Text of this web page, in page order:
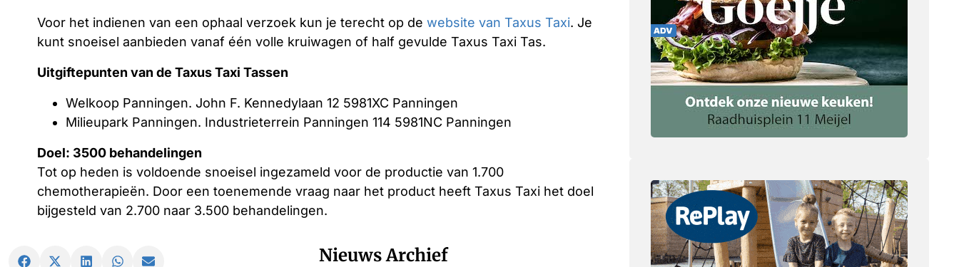
Voor het indienen van een ophaal verzoek kun je terecht op de website van Taxus Taxi. Je
kunt snoeisel aanbieden vanaf één volle kruiwagen of half gevulde Taxus Taxi Tas.
Uitgiftepunten van de Taxus Taxi Tassen
Welkoop Panningen. John F. Kennedylaan 12 5981XC Panningen
Milieupark Panningen. Industrieterrein Panningen 114 5981NC Panningen
Doel: 3500 behandelingen
Tot op heden is voldoende snoeisel ingezameld voor de productie van 1.700
chemotherapieën. Door een toenemende vraag naar het product heeft Taxus Taxi het doel
bijgesteld van 2.700 naar 3.500 behandelingen.
Nieuws Archief